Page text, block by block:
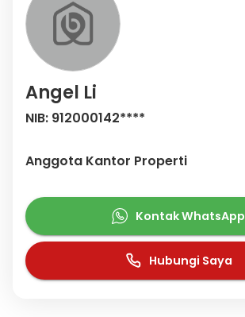
Angel Li
NIB: 912000142****
Anggota Kantor Properti
Kontak WhatsApp
Hubungi Saya